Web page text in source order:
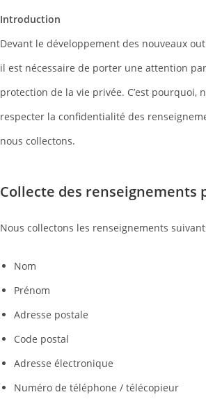
Introduction
Devant le développement des nouveaux
il est nécessaire de porter une attention
protection de la vie privée. C’est pourquoi,
respecter la confidentialité des
nous collectons.
Collecte des renseignements
Nous collectons les renseignements
Nom
Prénom
Adresse postale
Code postal
Adresse électronique
Numéro de téléphone / télécopieur